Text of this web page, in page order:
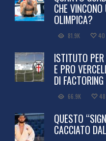
CHE
OLIMPICA?
81.9K 40
ISTITUTO
E PRO
DI FACTORING
66.9K 48
QUESTO
CACCIATO